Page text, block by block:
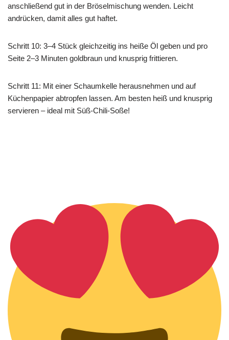
anschließend gut in der Bröselmischung wenden. Leicht
andrücken, damit alles gut haftet.
Schritt 10: 3–4 Stück gleichzeitig ins heiße Öl geben und pro
Seite 2–3 Minuten goldbraun und knusprig frittieren.
Schritt 11: Mit einer Schaumkelle herausnehmen und auf
Küchenpapier abtropfen lassen. Am besten heiß und knusprig
servieren – ideal mit Süß-Chili-Soße!